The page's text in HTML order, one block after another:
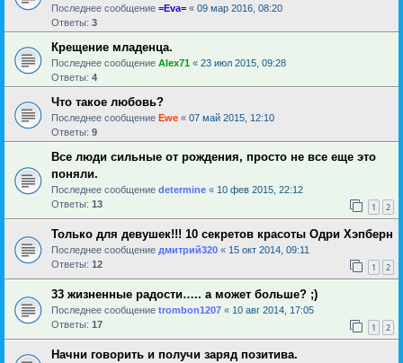
Последнее сообщение =Eva= « 09 мар 2016, 08:20
Ответы: 3
Крещение младенца.
Последнее сообщение Alex71 « 23 июл 2015, 09:28
Ответы: 4
Что такое любовь?
Последнее сообщение Ewe « 07 май 2015, 12:10
Ответы: 9
Все люди сильные от рождения, просто не все еще это
поняли.
Последнее сообщение determine « 10 фев 2015, 22:12
Ответы: 13 1 2
Только для девушек!!! 10 секретов красоты Одри Хэпберн
Последнее сообщение дмитрий320 « 15 окт 2014, 09:11
Ответы: 12 1 2
33 жизненные радости….. а может больше? ;)
Последнее сообщение trombon1207 « 10 авг 2014, 17:05
Ответы: 17 1 2
Начни говорить и получи заряд позитива.